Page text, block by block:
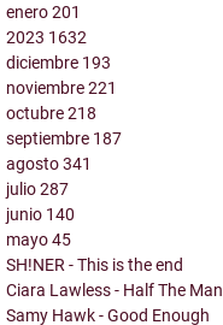
enero201
2023 1632
diciembre 193
noviembre221
octubre218
septiembre 187
agosto341
julio287
junio 140
mayo45
SH!NER - This is the end
Ciara Lawless - Half The Man
Samy Hawk - Good Enough